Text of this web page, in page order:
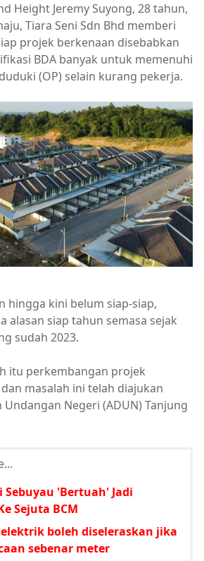
Height Jeremy Suyong, 28 tahun,
Tiara Seni Sdn Bhd memberi
projek berkenaan disebabkan
BDA banyak untuk memenuhi
(OP) selain kurang pekerja.
hingga kini belum siap-siap,
alasan siap tahun semasa sejak
sudah 2023.
itu perkembangan projek
masalah ini telah diajukan
Undangan Negeri (ADUN) Tanjung
Sebuyau 'Bertuah' Jadi
Sejuta BCM
boleh diseleraskan jika
sebenar meter